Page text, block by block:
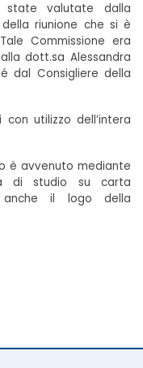
state valutate dalla
riunione che si è
Commissione era
dott.sa Alessandra
dal Consigliere della
utilizzo dell’intera
è avvenuto mediante
di studio su carta
anche il logo della